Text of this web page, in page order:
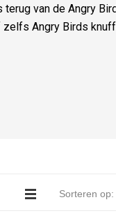
van de Angry
zelfs Angry Birds
Sorteren op: